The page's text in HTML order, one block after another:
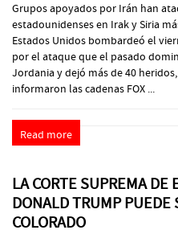
Grupos apoyados por Irán han
estadounidenses en Irak y Siria
Estados Unidos bombardeó el
por el ataque que el pasado
Jordania y dejó más de 40
informaron las cadenas FOX ...
Read more
LA CORTE SUPREMA DE
DONALD TRUMP PUEDE
COLORADO